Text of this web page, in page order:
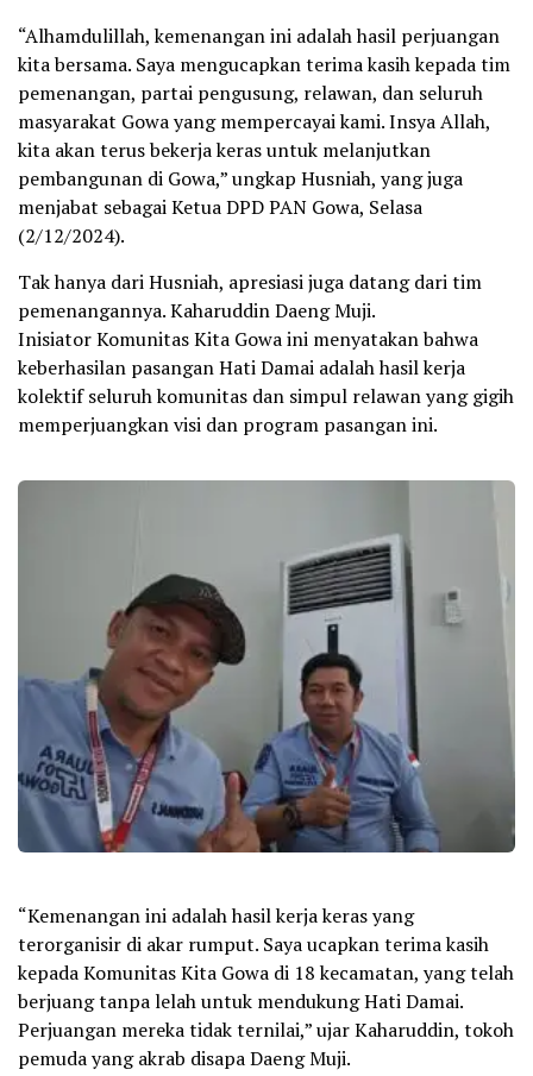
“Alhamdulillah, kemenangan ini adalah hasil perjuangan
kita bersama. Saya mengucapkan terima kasih kepada tim
pemenangan, partai pengusung, relawan, dan seluruh
masyarakat Gowa yang mempercayai kami. Insya Allah,
kita akan terus bekerja keras untuk melanjutkan
pembangunan di Gowa,” ungkap Husniah, yang juga
menjabat sebagai Ketua DPD PAN Gowa, Selasa
(2/12/2024).
Tak hanya dari Husniah, apresiasi juga datang dari tim
pemenangannya. Kaharuddin Daeng Muji.
Inisiator Komunitas Kita Gowa ini menyatakan bahwa
keberhasilan pasangan Hati Damai adalah hasil kerja
kolektif seluruh komunitas dan simpul relawan yang gigih
memperjuangkan visi dan program pasangan ini.
“Kemenangan ini adalah hasil kerja keras yang
terorganisir di akar rumput. Saya ucapkan terima kasih
kepada Komunitas Kita Gowa di 18 kecamatan, yang telah
berjuang tanpa lelah untuk mendukung Hati Damai.
Perjuangan mereka tidak ternilai,” ujar Kaharuddin, tokoh
pemuda yang akrab disapa Daeng Muji.